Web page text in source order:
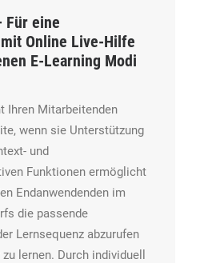
Für eine
Online Live-Hilfe
E-Learning Modi
Ihren Mitarbeitenden
wenn sie Unterstützung
und
Funktionen ermöglicht
Endanwendenden im
die passende
Lernsequenz abzurufen
lernen. Durch individuell